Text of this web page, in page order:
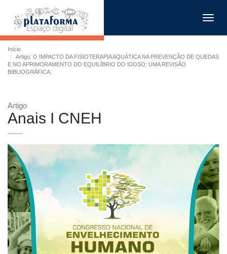
Início
Artigo: O IMPACTO DA FISIOTERAPIA AQUÁTICA NA PREVENÇÃO DE QUEDAS
E NO APRIMORAMENTO DO EQUILÍBRIO DO IDOSO: UMA REVISÃO
BIBLIOGRÁFICA.
Artigo
Anais I CNEH